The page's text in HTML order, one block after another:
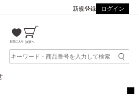
新規登録 ログイン